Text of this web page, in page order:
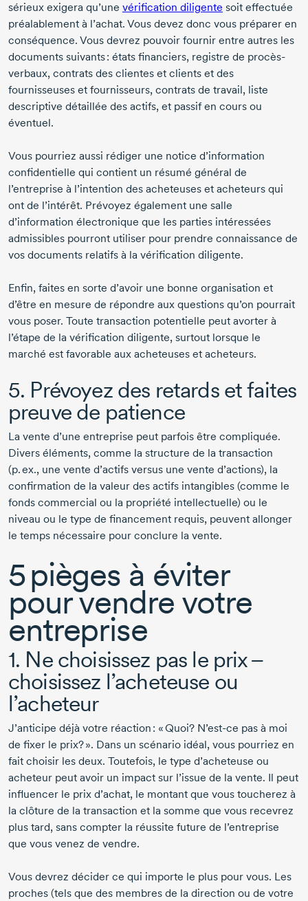
sérieux exigera qu’une vérification diligente soit effectuée
préalablement à l’achat. Vous devez donc vous préparer en
conséquence. Vous devrez pouvoir fournir entre autres les
documents suivants : états financiers, registre de procès-
verbaux, contrats des clientes et clients et des
fournisseuses et fournisseurs, contrats de travail, liste
descriptive détaillée des actifs, et passif en cours ou
éventuel.
Vous pourriez aussi rédiger une notice d’information
confidentielle qui contient un résumé général de
l’entreprise à l’intention des acheteuses et acheteurs qui
ont de l’intérêt. Prévoyez également une salle
d’information électronique que les parties intéressées
admissibles pourront utiliser pour prendre connaissance de
vos documents relatifs à la vérification diligente.
Enfin, faites en sorte d’avoir une bonne organisation et
d’être en mesure de répondre aux questions qu’on pourrait
vous poser. Toute transaction potentielle peut avorter à
l’étape de la vérification diligente, surtout lorsque le
marché est favorable aux acheteuses et acheteurs.
5. Prévoyez des retards et faites
preuve de patience
La vente d’une entreprise peut parfois être compliquée.
Divers éléments, comme la structure de la transaction
(p. ex., une vente d’actifs versus une vente d’actions), la
confirmation de la valeur des actifs intangibles (comme le
fonds commercial ou la propriété intellectuelle) ou le
niveau ou le type de financement requis, peuvent allonger
le temps nécessaire pour conclure la vente.
5 pièges à éviter
pour vendre votre
entreprise
1. Ne choisissez pas le prix –
choisissez l’acheteuse ou
l’acheteur
J’anticipe déjà votre réaction : « Quoi? N’est-ce pas à moi
de fixer le prix? ». Dans un scénario idéal, vous pourriez en
fait choisir les deux. Toutefois, le type d’acheteuse ou
acheteur peut avoir un impact sur l’issue de la vente. Il peut
influencer le prix d’achat, le montant que vous toucherez à
la clôture de la transaction et la somme que vous recevrez
plus tard, sans compter la réussite future de l’entreprise
que vous venez de vendre.
Vous devrez décider ce qui importe le plus pour vous. Les
proches (tels que des membres de la direction ou de votre